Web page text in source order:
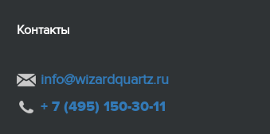
Контакты
info@wizardquartz.ru
+ 7 (495) 150-30-11